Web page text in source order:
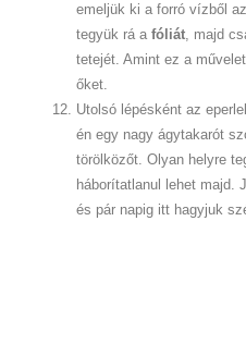
emeljük ki a forró vízből
tegyük rá afóliát, majd
tetejét. Amint ez a
őket.
Utolsó lépésként az
én egy nagy ágytakarót
törölközőt. Olyan helyre
háborítatlanul lehet majd.
és pár napig itt hagyjuk